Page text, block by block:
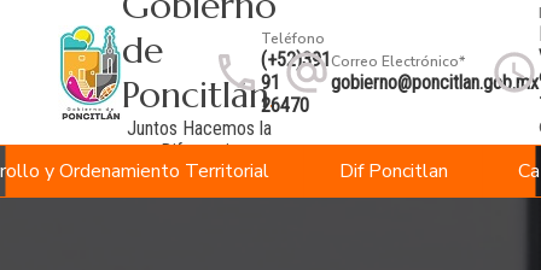
de
Poncitlán.
Juntos Hacemos la
Diferencia
Teléfono
(+52)391
91
26470
Correo Electrónico*
gobierno@poncitlan.gob.mx
y Ordenamiento Territorial
Dif Poncitlan